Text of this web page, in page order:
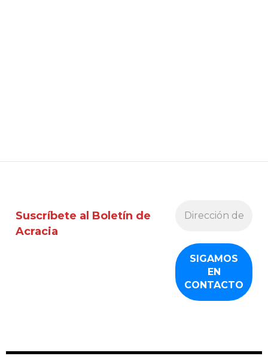
Suscríbete al Boletín de
Acracia